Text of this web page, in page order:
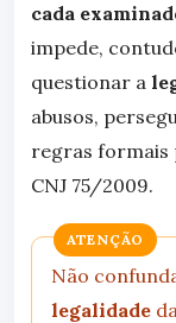
cada
impede,
questionar a
abusos,
regras formais
CNJ 75/2009.
ATENÇÃO
Não
legalidade